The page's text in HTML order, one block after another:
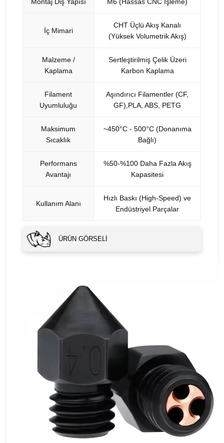
İç Mimari
CHT Üçlü Akış Kanalı
(Yüksek Volumetrik Akış)
Malzeme /
Kaplama
Sertleştirilmiş Çelik Üzeri
Karbon Kaplama
Filament
Uyumluluğu
Aşındırıcı Filamentler (CF,
GF),PLA, ABS, PETG
Maksimum
Sıcaklık
~450°C - 500°C (Donanıma
Bağlı)
Performans
Avantajı
%50-%100 Daha Fazla Akış
Kapasitesi
Kullanım Alanı
Hızlı Baskı (High-Speed) ve
Endüstriyel Parçalar
ÜRÜN GÖRSELI